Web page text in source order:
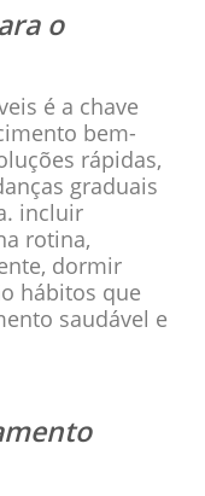
o
é a chave
bem-
rápidas,
graduais
incluir
rotina,
dormir
hábitos que
saudável e